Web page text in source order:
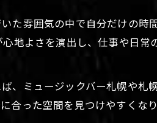
た雰囲気の中で自分だけの時
地よさを演出し、仕事や日常
、ミュージックバー札幌や札
った空間を見つけやすくなり